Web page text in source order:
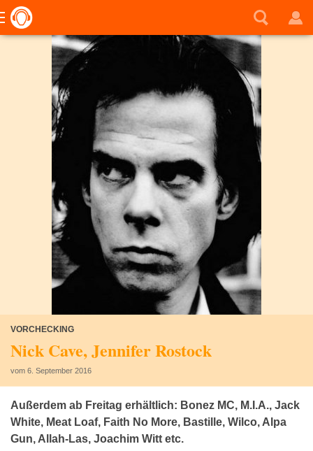
VORCHECKING
Nick Cave, Jennifer Rostock
vom 6. September 2016
Außerdem ab Freitag erhältlich: Bonez MC, M.I.A., Jack
White, Meat Loaf, Faith No More, Bastille, Wilco, Alpa
Gun, Allah-Las, Joachim Witt etc.